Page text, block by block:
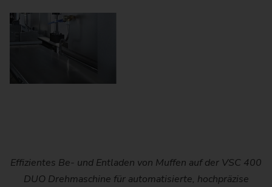
Effizientes Be- und Entladen von Muffen auf der VSC 400
DUO Drehmaschine für automatisierte, hochpräzise
Präzise Bearbeitung einer Muffe im Arbeitsraum der VSC
400 DUO Drehmaschine mit leistungsstarker Spann- und
Muffen in verschiedenen Größen mit präzise
geschnittenen Innengewinden.
Eingespanntes Rohteil in einer VSC 400 DUO CM
während der präzisen Zerspanung.